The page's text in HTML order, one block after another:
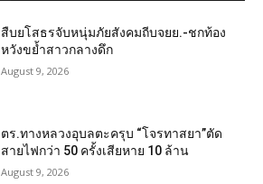
สืบยโสธรจับหนุ่มภัยสังคมถีบจยย.-ชกท้อง
หวังขย้ำสาวกลางดึก
August 9, 2026
ตร.ทางหลวงอุบลตะครุบ “โจรทาสยา”ตัด
สายไฟกว่า 50 ครั้งเสียหาย 10 ล้าน
August 9, 2026